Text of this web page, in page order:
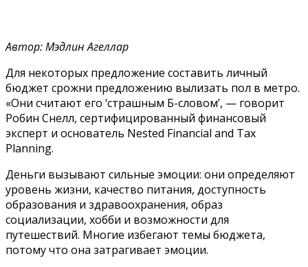
Автор: Мэдлин Агеллар
Для некоторых предложение составить личный
бюджет срожни предложению вылизать пол в метро.
«Они считают его ‘страшным Б-словом’, — говорит
Робин Снелл, сертифицированный финансовый
эксперт и основатель Nested Financial and Tax
Planning.
Деньги вызывают сильные эмоции: они определяют
уровень жизни, качество питания, доступность
образования и здравоохранения, образ
социализации, хобби и возможности для
путешествий. Многие избегают темы бюджета,
потому что она затрагивает эмоции.